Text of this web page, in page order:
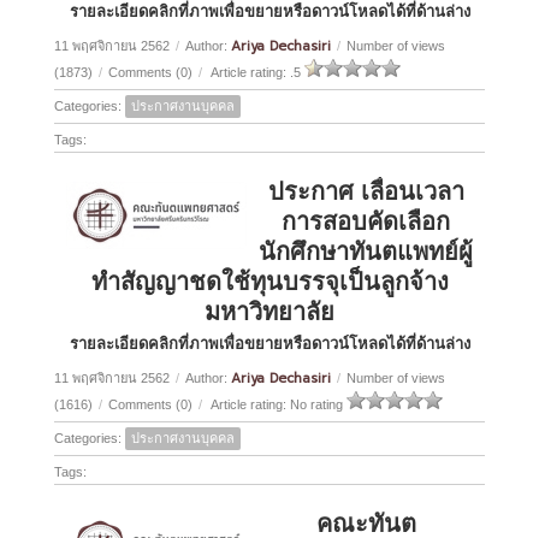
รายละเอียดคลิกที่ภาพเพื่อขยายหรือดาวน์โหลดได้ที่ด้านล่าง
11 พฤศจิกายน 2562 / Author: Ariya Dechasiri / Number of views
(1873) / Comments (0) / Article rating: .5
Categories: ประกาศงานบุคคล
Tags:
ประกาศ เลื่อนเวลา
การสอบคัดเลือก
นักศึกษาทันตแพทย์ผู้
ทำสัญญาชดใช้ทุนบรรจุเป็นลูกจ้าง
มหาวิทยาลัย
รายละเอียดคลิกที่ภาพเพื่อขยายหรือดาวน์โหลดได้ที่ด้านล่าง
11 พฤศจิกายน 2562 / Author: Ariya Dechasiri / Number of views
(1616) / Comments (0) / Article rating: No rating
Categories: ประกาศงานบุคคล
Tags:
คณะทันต